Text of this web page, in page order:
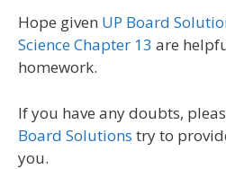
Hope given UP Board
Science Chapter 13 are
homework.
If you have any doubts,
Board Solutions try to
you.